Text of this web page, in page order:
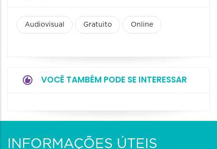
Audiovisual Gratuito Online
VOCÊ TAMBÉM PODE SE INTERESSAR
INFORMAÇÕES ÚTEIS